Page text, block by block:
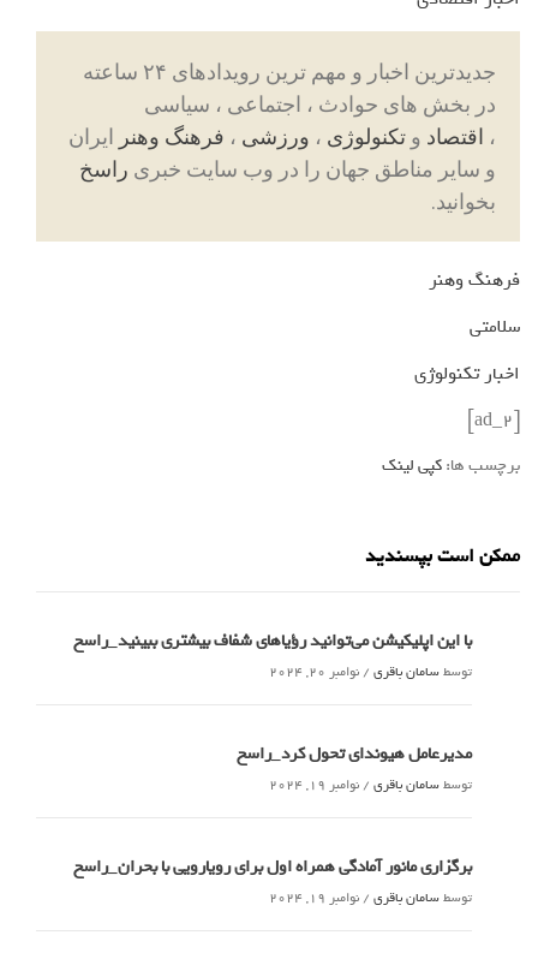
جدیدترین اخبار و مهم ترین رویدادهای ۲۴ ساعته
در بخش های حوادث ، اجتماعی ، سیاسی
، اقتصاد و تکنولوژی ، ورزشی ، فرهنگ وهنر ایران
و سایر مناطق جهان را در وب سایت خبری راسخ
بخوانید.
فرهنگ وهنر
سلامتی
اخبار تکنولوژی
[ad_2]
برچسب ها:کپی لینک
ممکن است بپسندید
با این اپلیکیشن می‌توانید رؤیاهای شفاف بیشتری ببینید_راسخ
توسطسامان باقری / نوامبر 20, 2024
مدیرعامل هیوندای تحول کرد_راسخ
توسطسامان باقری / نوامبر 19, 2024
برگزاری مانور آمادگی همراه اول برای رویارویی با بحران_راسخ
توسطسامان باقری / نوامبر 19, 2024